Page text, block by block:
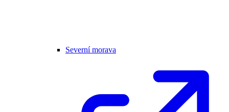
Severní morava